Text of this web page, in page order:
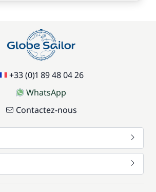
+33 (0)1 89 48 04 26
WhatsApp
Contactez-nous